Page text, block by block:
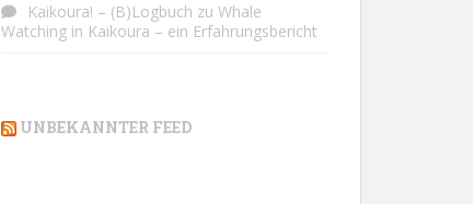
Kaikoura! – (B)Logbuch zu Whale
Watching in Kaikoura – ein Erfahrungsbericht
UNBEKANNTER FEED